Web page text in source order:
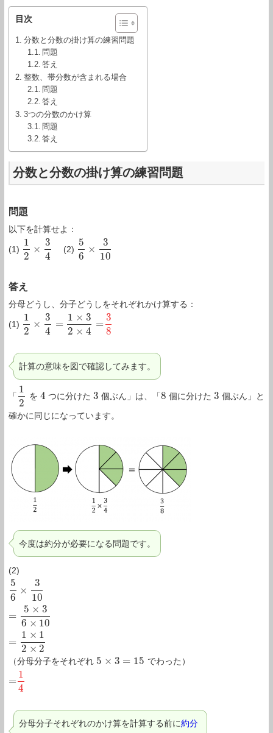
目次
分数と分数の掛け算の練習問題
問題
答え
整数、帯分数が含まれる場合
問題
答え
3つの分数のかけ算
問題
答え
分数と分数の掛け算の練習問題
問題
以下を計算せよ：
(1)
1
2
×
3
4
12 ×3 4 (2)
5
6
×
3
10
56 ×3 10
答え
分母どうし、分子どうしをそれぞれかけ算する：
(1)
1
2
×
3
4
=
1 × 3
2 × 4
=
12 ×3 4= ×3 2×4=
3
8
38
計算の意味を図で確認してみます。
「
1
2
12 を 4
4 つに分けた 3
3 個ぶん」は、「8
8 個に分けた 3
3 個ぶん」と
確かに同じになっています。
今度は約分が必要になる問題です。
(2)
5
6
×
3
10
=
5 × 3
6 × 10
=
1 × 1
2 × 2
56 ×3 10=
（分母分子をそれぞれ 5 × 3 = 15
5 ×3 =15 でわった）
=
=
1
4
14
分母分子それぞれのかけ算を計算する前に約分